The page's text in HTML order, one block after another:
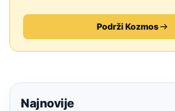
Podrži Kozmos
Najnovije